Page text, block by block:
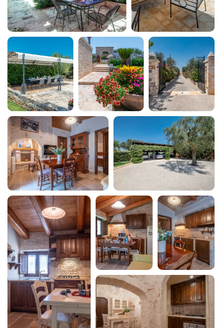
Ingresso privato
Internet wireless
Laptop friendly
Lavastoviglie
Lavatrice
Letti matrimoniali
Macchina caffè/te
Non fumatori
Occorrente essenziale
Parcheggio gratuito
Pentole e padelle
Phon
Piatti e Posate
Piscina privata